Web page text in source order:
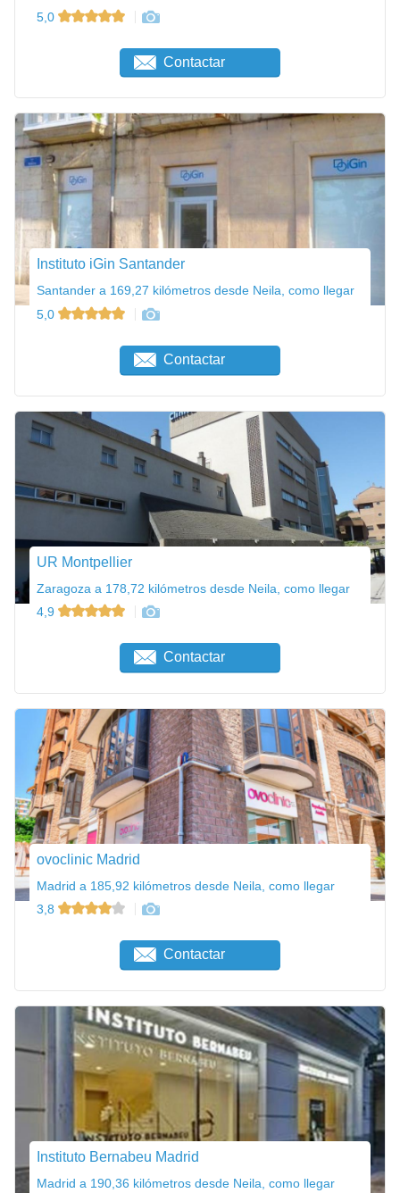
5,0
Contactar
Instituto iGin Santander
Santander a 169,27 kilómetros desde Neila, como llegar
5,0
Contactar
UR Montpellier
Zaragoza a 178,72 kilómetros desde Neila, como llegar
4,9
Contactar
ovoclinic Madrid
Madrid a 185,92 kilómetros desde Neila, como llegar
3,8
Contactar
Instituto Bernabeu Madrid
Madrid a 190,36 kilómetros desde Neila, como llegar